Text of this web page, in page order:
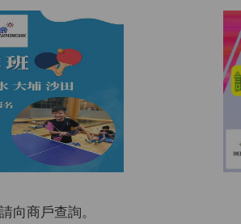
向商戶查詢。